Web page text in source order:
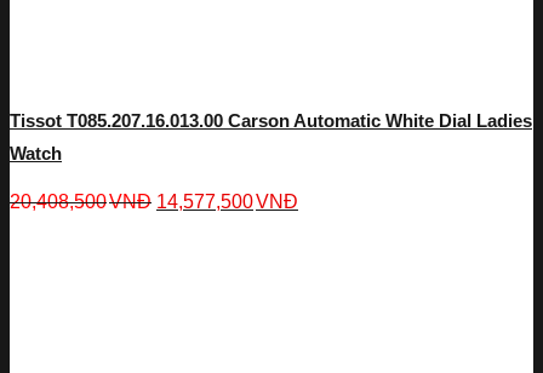
Tissot T085.207.16.013.00 Carson Automatic White Dial Ladies
Watch
20,408,500VNĐ 14,577,500VNĐ